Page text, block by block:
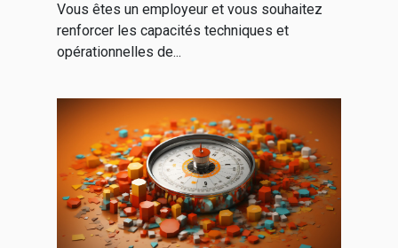
Vous êtes un employeur et vous souhaitez
renforcer les capacités techniques et
opérationnelles de...